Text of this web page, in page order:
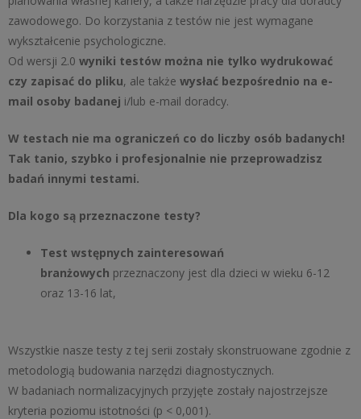
zawodowego. Do korzystania z testów nie jest wymagane
wykształcenie psychologiczne.
Od wersji 2.0 wyniki testów można nie tylko wydrukować
czy zapisać do pliku, ale także wysłać bezpośrednio na e-
mail osoby badanej i/lub e-mail doradcy.
W testach nie ma ograniczeń co do liczby osób badanych!
Tak tanio, szybko i profesjonalnie nie przeprowadzisz
badań innymi testami.
Dla kogo są przeznaczone testy?
Test wstępnych zainteresowań
branżowych przeznaczony jest dla dzieci w wieku 6-12
oraz 13-16 lat,
Wszystkie nasze testy z tej serii zostały skonstruowane zgodnie z
metodologią budowania narzędzi diagnostycznych.
W badaniach normalizacyjnych przyjęte zostały najostrzejsze
kryteria poziomu istotności (p < 0,001).